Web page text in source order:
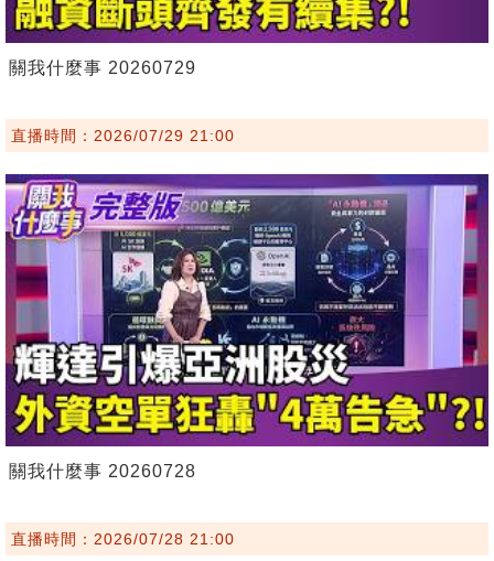
關我什麼事 20260729
直播時間：2026/07/29 21:00
關我什麼事 20260728
直播時間：2026/07/28 21:00